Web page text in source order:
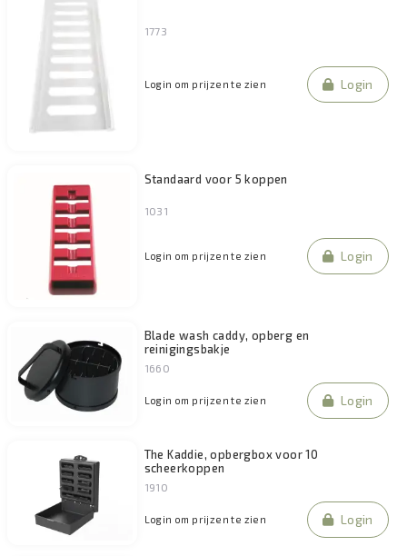
1773
Login om prijzen te zien Login
Standaard voor 5 koppen
1031
Login om prijzen te zien Login
Blade wash caddy, opberg en
reinigingsbakje
1660
Login om prijzen te zien Login
The Kaddie, opbergbox voor 10
scheerkoppen
1910
Login om prijzen te zien Login